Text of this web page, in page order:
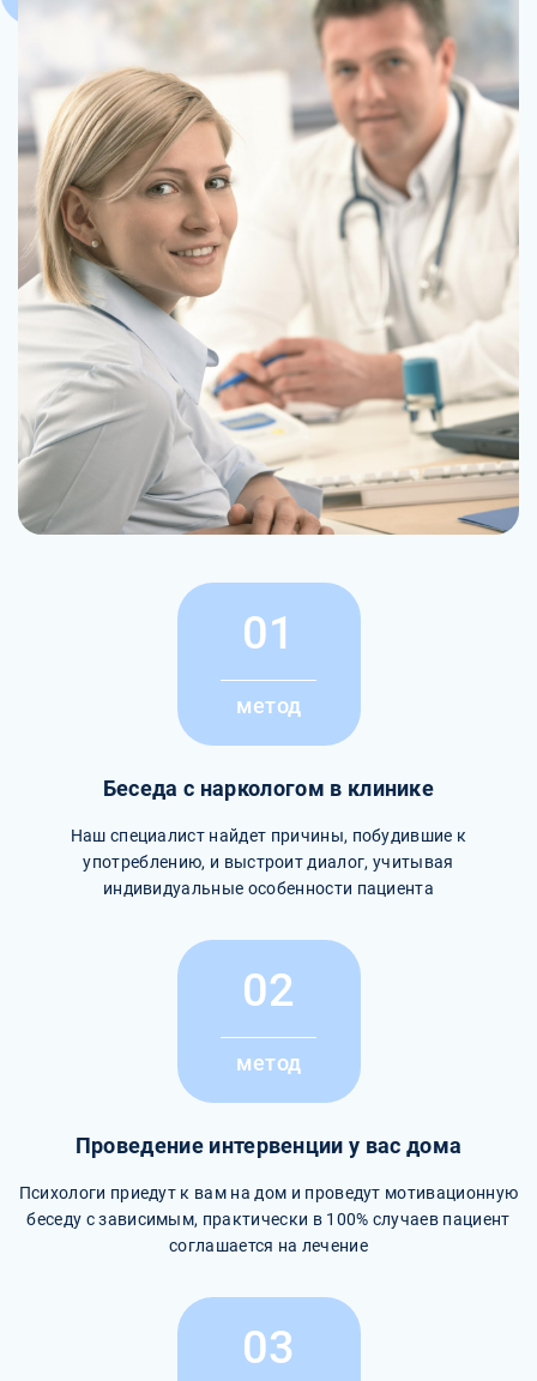
01
метод
Беседа с наркологом в клинике
Наш специалист найдет причины, побудившие к
употреблению, и выстроит диалог, учитывая
индивидуальные особенности пациента
02
метод
Проведение интервенции у вас дома
Психологи приедут к вам на дом и проведут мотивационную
беседу с зависимым, практически в 100% случаев пациент
соглашается на лечение
03